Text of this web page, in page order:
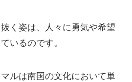
く姿は、人々に勇気や希望
いるのです。
ルは南国の文化において単